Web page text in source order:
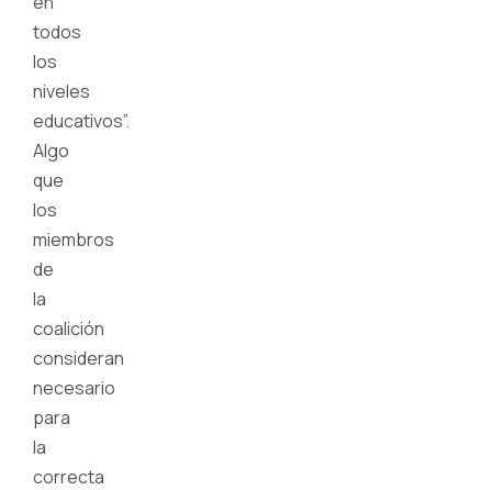
todos
los
niveles
educativos”.
Algo
que
los
miembros
de
la
coalición
consideran
necesario
para
la
correcta